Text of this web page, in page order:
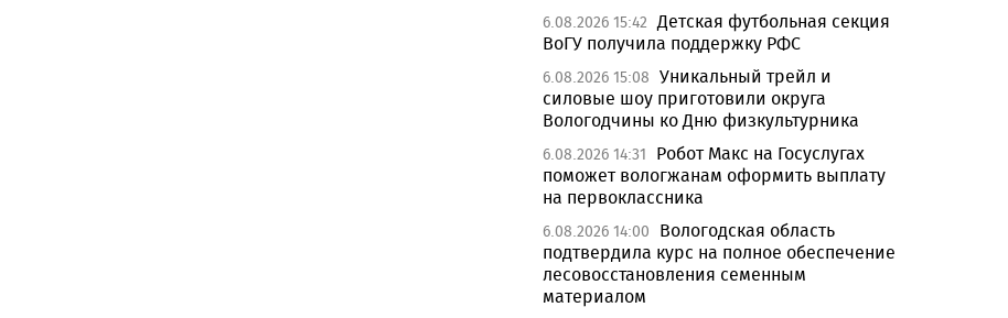
6.08.2026 15:42 Детская футбольная секция
ВоГУ получила поддержку РФС
6.08.2026 15:08 Уникальный трейл и
силовые шоу приготовили округа
Вологодчины ко Дню физкультурника
6.08.2026 14:31
Робот Макс на Госуслугах
поможет вологжанам оформить выплату
на первоклассника
6.08.2026 14:00
Вологодская область
подтвердила курс на полное обеспечение
лесовосстановления семенным
материалом